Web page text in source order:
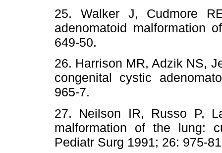
25. Walker J, Cudmore
adenomatoid malformation
649-50.
26. Harrison MR, Adzik NS,
congenital cystic
965-7.
27. Neilson IR, Russo P,
malformation of the lung:
Pediatr Surg 1991; 26: 975-